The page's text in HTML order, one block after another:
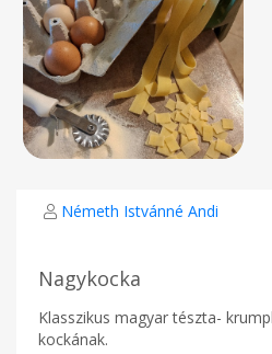
Németh Istvánné Andi
Nagykocka
Klasszikus magyar tészta-
kockának.